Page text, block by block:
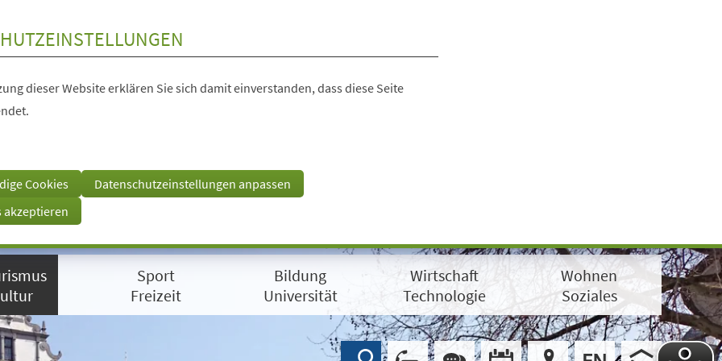
dieser Website erklären Sie sich damit einverstanden, dass diese Seite
Cookies
Datenschutzeinstellungen anpassen
akzeptieren
Sport
Freizeit
Bildung
Universität
Wirtschaft
Technologie
Wohnen
Soziales